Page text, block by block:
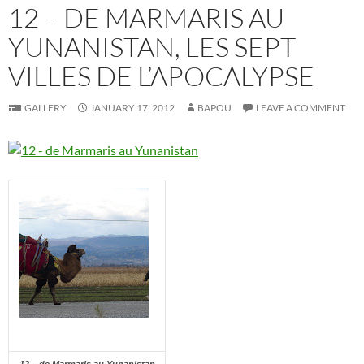
12 – DE MARMARIS AU
YUNANISTAN, LES SEPT
VILLES DE L’APOCALYPSE
GALLERY JANUARY 17, 2012 BAPOU LEAVE A COMMENT